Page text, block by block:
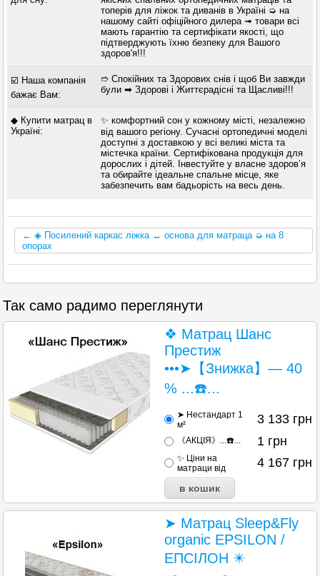
топерів для ліжок та диванів в Україні ➭ на
нашому сайті офіційного дилера ➟ товари всі
мають гарантію та сертифікати якості, що
підтверджують їхню безпеку для Вашого
здоров'я!!!
☑️ Наша компанія
бажає Вам:
➱ Спокійних та Здорових снів і щоб Ви завжди
були ➡ Здорові і Життєрадісні та Щасливі!!!
◆ Купити матрац в
Україні:
✨ комфортний сон у кожному місті, незалежно
від вашого регіону. Сучасні ортопедичні моделі
доступні з доставкою у всі великі міста та
містечка країни. Сертифікована продукція для
дорослих і дітей. Інвестуйте у власне здоров’я
та обирайте ідеальне спальне місце, яке
забезпечить вам бадьорість на весь день.
← ◈ Посилений каркас ліжка ↔ основа для матраца ➭ на 8
опорах
Так само радимо переглянути
❖ Матрац Шанс
Престиж
•••➤【Знижка】— 40
% ...☎️...
➤ Нестандарт 1
м²
3 133 грн
《АКЦІЯ》...☎️... 1 грн
✨ Ціни на
матраци від
4 167 грн
➤ Матрац Sleep&Fly
organic EPSILON /
ЕПСІЛОН ✴️